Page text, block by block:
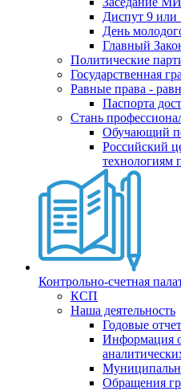
Диспут 9 или
День
Главный
Политические
Государственная
Равные права -
Паспорта
Стань
Обучающий
Российский
Контрольно-счетная
КСП
Наша деятельность
Годовые
Информация
Обращения